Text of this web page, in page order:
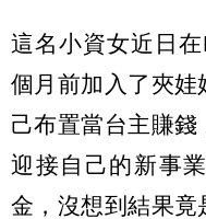
這名小資女近日
個月前加入了夾娃
己布置當台主賺
迎接自己的新事
金，沒想到結果竟